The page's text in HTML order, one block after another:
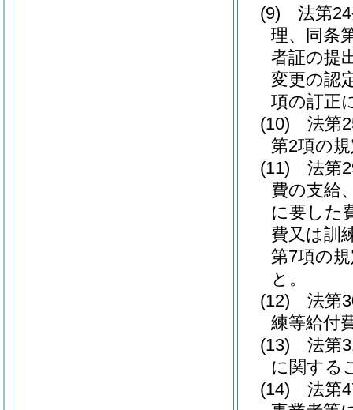
(9)
法第
理、同条
者証の提
変更の認
項の訂正
(10)
法第
第2項の
(11)
法第
費の支給
に要した
費又は訓
第7項の
と。
(12)
法第
練等給付
(13)
法第
に関する
(14)
法第